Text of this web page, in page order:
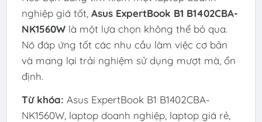
nghiệp giá tốt, Asus ExpertBook B1 B1402CBA-
NK1560Wlà một lựa chọn không thể bỏ qua.
Nó đáp ứng tốt các nhu cầu làm việc cơ bản
và mang lại trải nghiệm sử dụng mượt mà, ổn
định.
Từ khóa: Asus ExpertBook B1 B1402CBA-
NK1560W, laptop doanh nghiệp, laptop giá rẻ,